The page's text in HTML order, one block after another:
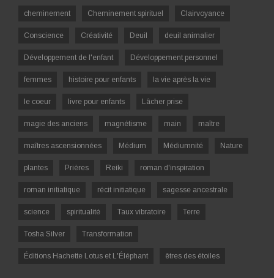
cheminement Cheminement spirituel Clairvoyance
Conscience Créativité Deuil deuil animalier
Développement de l'enfant Développement personnel
femmes histoire pour enfants la vie après la vie
le coeur livre pour enfants Lâcher prise
magie des anciens magnétisme main maître
maîtres ascensionnées Médium Médiumnité Nature
plantes Prières Reiki roman d'inspiration
roman initiatique récit initiatique sagesse ancestrale
science spiritualité Taux vibratoire Terre
Tosha Silver Transformation
Éditions Hachette Lotus et L'Éléphant êtres des étoiles